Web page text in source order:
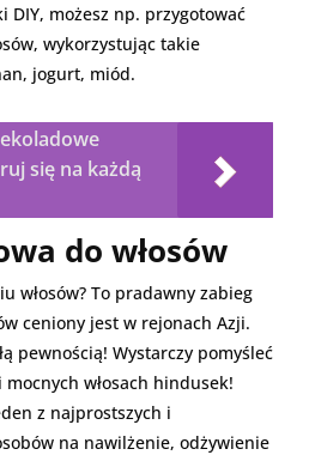
DIY, możesz np. przygotować
wykorzystując takie
jogurt, miód.
się na każdą
do włosów
włosów? To pradawny zabieg
ceniony jest w rejonach Azji.
pewnością! Wystarczy pomyśleć
włosach hindusek!
z najprostszych i
na nawilżenie, odżywienie